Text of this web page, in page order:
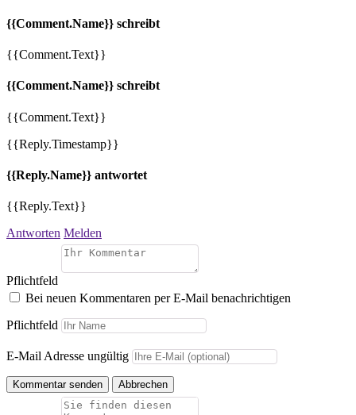
{{Comment.Name}} schreibt
{{Comment.Text}}
{{Comment.Name}} schreibt
{{Comment.Text}}
{{Reply.Timestamp}}
{{Reply.Name}} antwortet
{{Reply.Text}}
Antworten Melden
Pflichtfeld
Bei neuen Kommentaren per E-Mail benachrichtigen
Pflichtfeld
E-Mail Adresse ungültig
Kommentar senden Abbrechen